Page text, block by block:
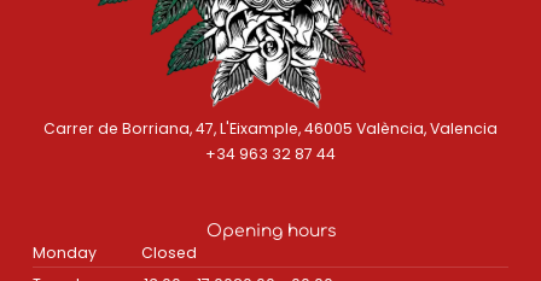
Carrer de Borriana, 47, L'Eixample, 46005 València, Valencia
+34 963 32 87 44
Opening hours
Monday
Closed